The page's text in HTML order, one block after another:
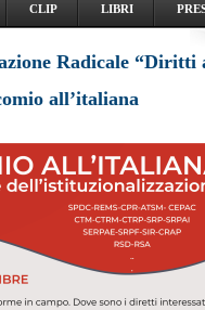
CLIP LIBRI
Radicale “Diritti
all’italiana